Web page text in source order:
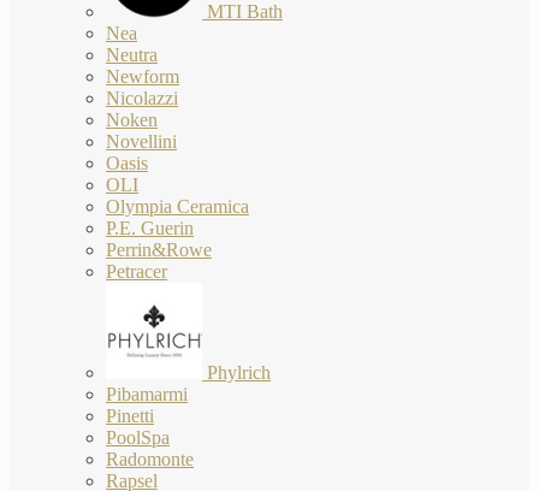
MTI Bath
Nea
Neutra
Newform
Nicolazzi
Noken
Novellini
Oasis
OLI
Olympia Ceramica
P.E. Guerin
Perrin&Rowe
Petracer
Phylrich
Pibamarmi
Pinetti
PoolSpa
Radomonte
Rapsel